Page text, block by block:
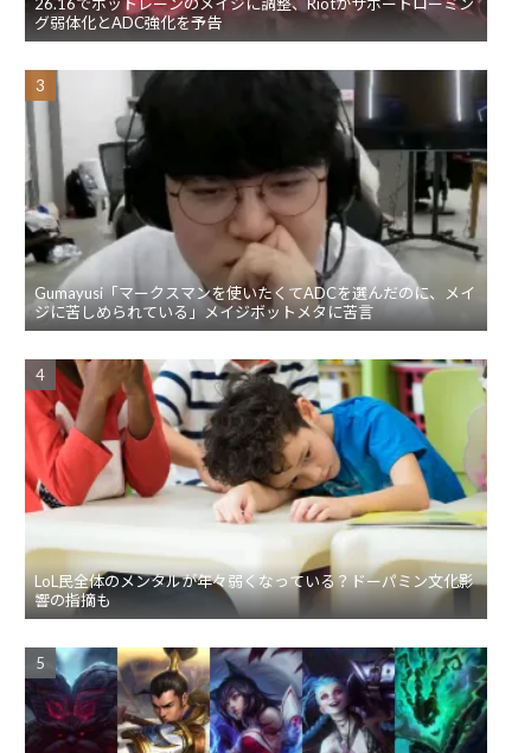
グ弱体化とADC強化を予告
Gumayusi「マークスマンを使いたくてADCを選んだのに、メイ
ジに苦しめられている」メイジボットメタに苦言
LoL民全体のメンタルが年々弱くなっている？ドーパミン文化影
響の指摘も